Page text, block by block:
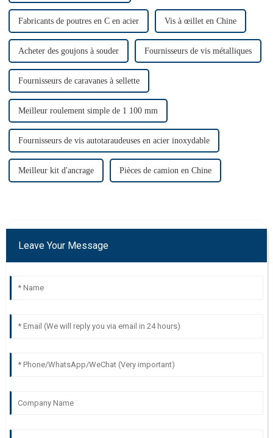
Fabricants de poutres en C en acier Vis à œillet en Chine
Acheter des goujons à souder Fournisseurs de vis métalliques
Fournisseurs de caravanes à sellette
Meilleur roulement simple de 1 100 mm
Fournisseurs de vis autotaraudeuses en acier inoxydable
Meilleur kit d'ancrage Pièces de camion en Chine
Leave Your Message